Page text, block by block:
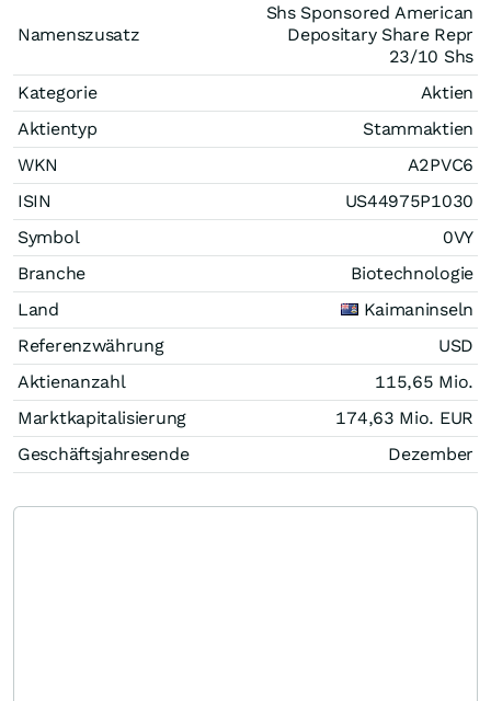
Namenszusatz
Shs Sponsored American
Depositary Share Repr
23/10 Shs
Kategorie
Aktien
Aktientyp
Stammaktien
WKN
A2PVC6
ISIN
US44975P1030
Symbol
0VY
Branche
Biotechnologie
Land
Kaimaninseln
Referenzwährung
USD
Aktienanzahl
115,65 Mio.
Marktkapitalisierung
174,63 Mio. EUR
Geschäftsjahresende
Dezember